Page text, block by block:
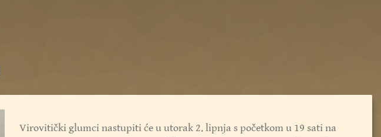
Virovitički glumci nastupiti će u utorak 2. lipnja s početkom u 19 sati na